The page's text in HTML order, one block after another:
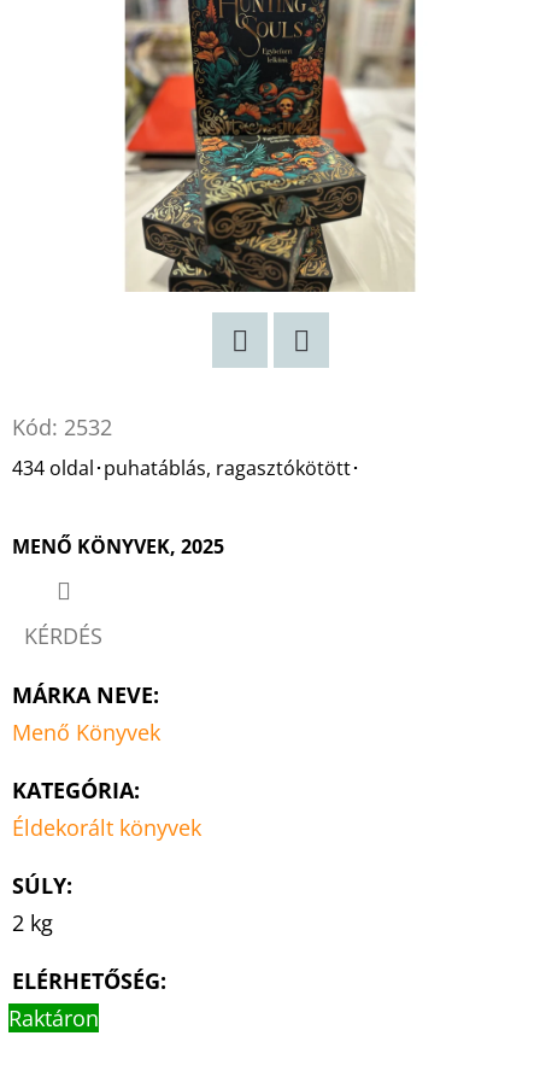
Kód: 2532
434 oldal･puhatáblás, ragasztókötött･
MENŐ KÖNYVEK, 2025
KÉRDÉS
MÁRKA NEVE:
Menő Könyvek
KATEGÓRIA:
Éldekorált könyvek
SÚLY:
2 kg
ELÉRHETŐSÉG:
Raktáron